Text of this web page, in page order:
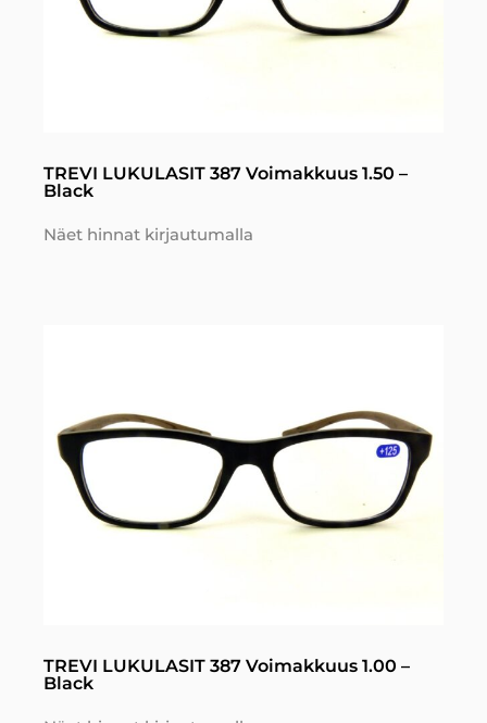
TREVI LUKULASIT 387 Voimakkuus 1.50 –
Black
Näet hinnat kirjautumalla
TREVI LUKULASIT 387 Voimakkuus 1.00 –
Black